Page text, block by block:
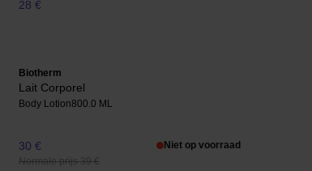
28 €
Biotherm
Lait Corporel
Body Lotion800.0 ML
30 €
Normale prijs 39 €
Niet op voorraad